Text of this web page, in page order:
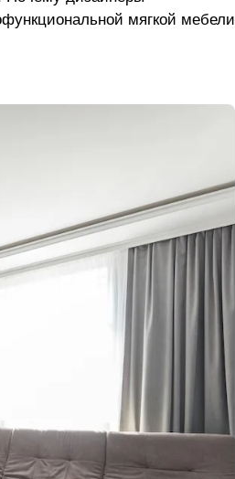
мягкой мебели